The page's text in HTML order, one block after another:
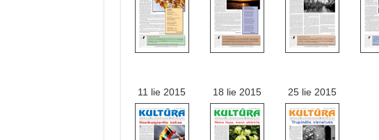
11 lie 2015 18 lie 2015 25 lie 2015